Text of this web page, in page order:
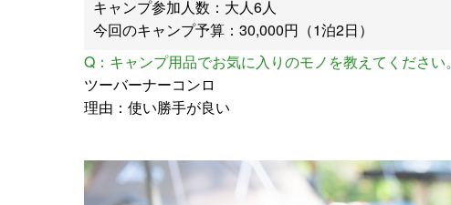
キャンプ参加人数：大人6人
今回のキャンプ予算：30,000円（1泊2日）
Q：キャンプ用品でお気に入りのモノを教えてください。
ツーバーナーコンロ
理由：使い勝手が良い